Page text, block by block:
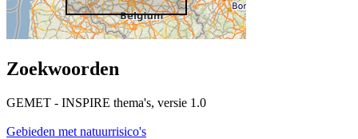
Zoekwoorden
GEMET - INSPIRE thema's, versie 1.0
Gebieden met natuurrisico's